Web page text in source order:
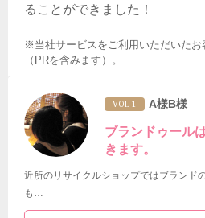
ることができました！
※当社サービスをご利用いただいたお
（PRを含みます）。
VOL 1 A様B様
ブランドゥール
きます。
近所のリサイクルショップではブランド
も…